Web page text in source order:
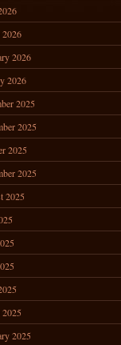
2026
2026
2025
2025
2025
2025
2025
2025